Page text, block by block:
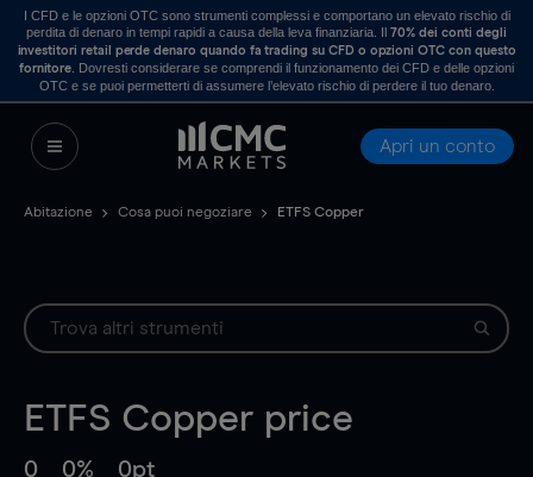
I CFD e le opzioni OTC sono strumenti complessi e comportano un elevato rischio di
perdita di denaro in tempi rapidi a causa della leva finanziaria. Il70% dei conti degli
investitori retail perde denaro quando fa trading su CFD o opzioni OTC con questo
fornitore . Dovresti considerare se comprendi il funzionamento dei CFD e delle opzioni
OTC e se puoi permetterti di assumere l’elevato rischio di perdere il tuo denaro.
Apri un conto
Abitazione Cosa puoi negoziare ETFS Copper
ETFS Copper price
0 0% 0pt